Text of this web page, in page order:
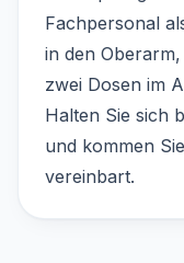
Fachpersonal
in den
zwei Dosen im
Halten Sie sich
und kommen
vereinbart.